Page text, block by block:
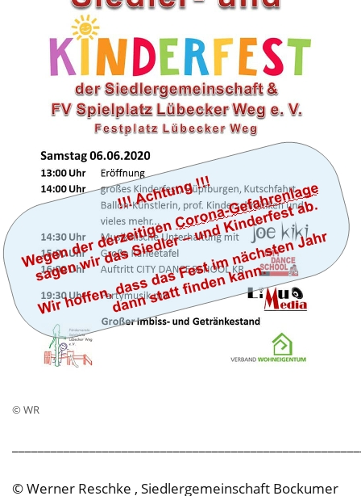
© WR
© Werner Reschke , Siedlergemeinschaft Bockumer